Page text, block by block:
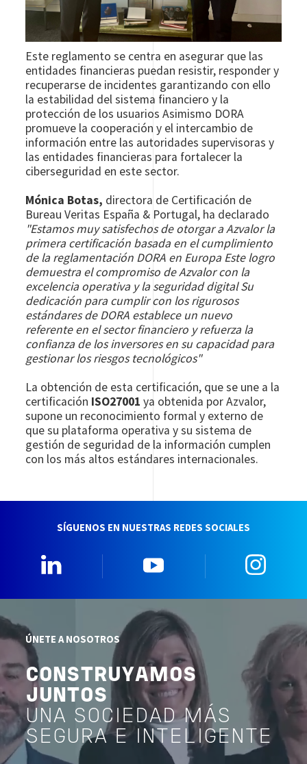
Este reglamento se centra en asegurar que las
entidades financieras puedan resistir, responder y
recuperarse de incidentes garantizando con ello
la estabilidad del sistema financiero y la
protección de los usuarios Asimismo DORA
promueve la cooperación y el intercambio de
información entre las autoridades supervisoras y
las entidades financieras para fortalecer la
ciberseguridad en este sector.
Mónica Botas, directora de Certificación de
Bureau Veritas España & Portugal, ha declarado
"Estamos muy satisfechos de otorgar a Azvalor la
primera certificación basada en el cumplimiento
de la reglamentación DORA en Europa Este logro
demuestra el compromiso de Azvalor con la
excelencia operativa y la seguridad digital Su
dedicación para cumplir con los rigurosos
estándares de DORA establece un nuevo
referente en el sector financiero y refuerza la
confianza de los inversores en su capacidad para
gestionar los riesgos tecnológicos"
La obtención de esta certificación, que se une a la
certificación ISO27001 ya obtenida por Azvalor,
supone un reconocimiento formal y externo de
que su plataforma operativa y su sistema de
gestión de seguridad de la información cumplen
con los más altos estándares internacionales.
SÍGUENOS EN NUESTRAS REDES SOCIALES
ÚNETE A NOSOTROS
CONSTRUYAMOS
JUNTOS
UNA SOCIEDAD MÁS
SEGURA E INTELIGENTE